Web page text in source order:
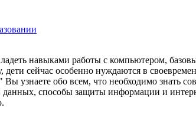
навыками работы с компьютером,
сейчас особенно нуждаются в
узнаете обо всем, что необходимо знать
данных, способы защиты информации и